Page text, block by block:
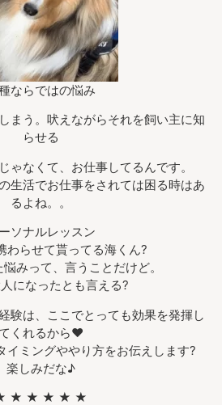
ならではの悩み
まう。吠えながらそれを飼い主に知
らせる
ゃなくて、お仕事してるんです。
生活でお仕事をされては困る時はあ
るよね。。
ソナルレッスン
わらせて貰ってる海くん?
みって、言うことだけど。
になったとも言える?
験は、ここでとっても効果を発揮し
くれるから❤︎
イミングややり方をお伝えします?
楽しみだな♪
★ ★ ★ ★ ★